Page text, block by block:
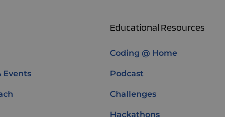
Events
Educational Resources
Coding @ Home
Podcast
Challenges
Hackathons